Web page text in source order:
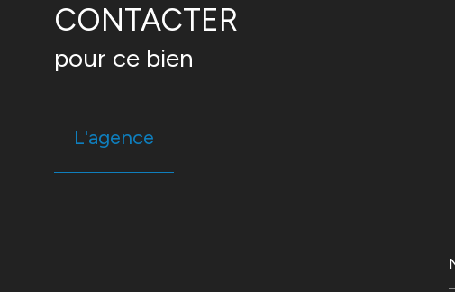
CONTACTER
pour ce bien
L'agence
*